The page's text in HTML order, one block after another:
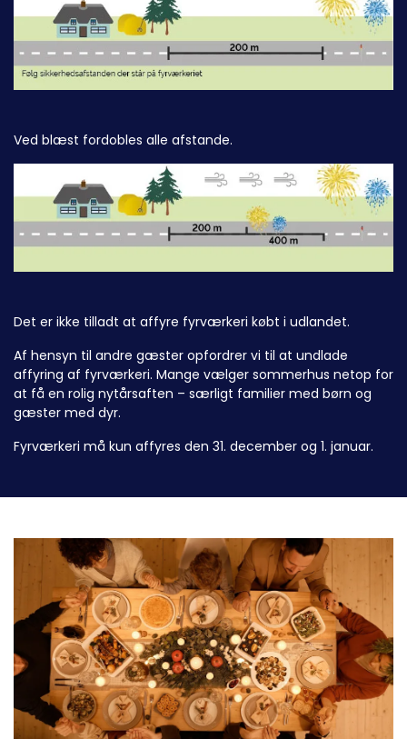
Ved blæst fordobles alle afstande.
Det er ikke tilladt at affyre fyrværkeri købt i udlandet.
Af hensyn til andre gæster opfordrer vi til at undlade
affyring af fyrværkeri. Mange vælger sommerhus netop for
at få en rolig nytårsaften – særligt familier med børn og
gæster med dyr.
Fyrværkeri må kun affyres den 31. december og 1. januar.